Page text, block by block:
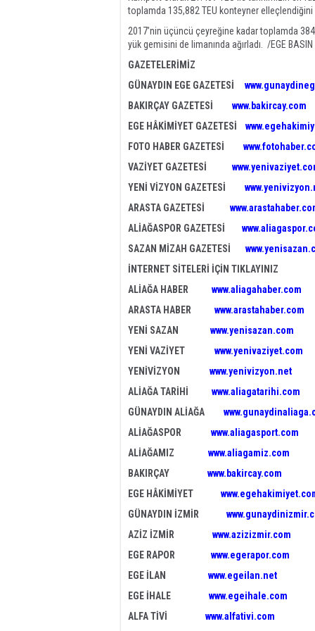
toplamda 135,882 TEU konteyner
2017’nin üçüncü çeyreğine kadar toplamda
yük gemisini de limanında ağırladı. /EGE BASIN
GAZETELERİMİZ
GÜNAYDIN EGE GAZETESİ
BAKIRÇAY GAZETESİ www.bakircay.com
EGE HÂKİMİYET GAZETESİ
FOTO HABER GAZETESİ
VAZİYET GAZETESİ
YENİ VİZYON GAZETESİ
ARASTA GAZETESİ
ALİAĞASPOR GAZETESİ
SAZAN MİZAH GAZETESİ
İNTERNET SİTELERİ İÇİN TIKLAYINIZ
ALİAĞA HABER www.aliagahaber.com
ARASTA HABER www.arastahaber.com
YENİ SAZAN www.yenisazan.com
YENİ VAZİYET www.yenivaziyet.com
YENİVİZYON www.yenivizyon.net
ALİAĞA TARİHİ www.aliagatarihi.com
GÜNAYDIN ALİAĞA
ALİAĞASPOR www.aliagasport.com
ALİAĞAMIZ www.aliagamiz.com
BAKIRÇAY www.bakircay.com
EGE HÂKİMİYET
GÜNAYDIN İZMİR
AZİZ İZMİR www.azizizmir.com
EGE RAPOR www.egerapor.com
EGE İLAN www.egeilan.net
EGE İHALE www.egeihale.com
ALFA TİVİ www.alfativi.com